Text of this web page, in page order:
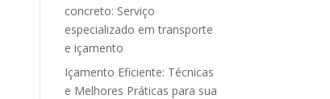
concreto: Serviço
especializado em transporte
e içamento
Içamento Eficiente: Técnicas
e Melhores Práticas para sua